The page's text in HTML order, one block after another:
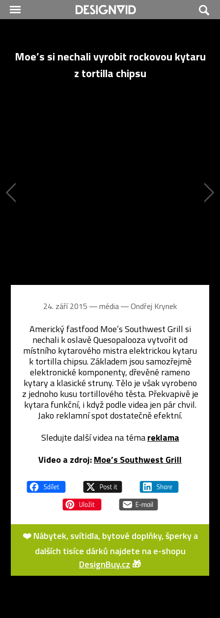
Moe’s si nechali vyrobit rockovou kytaru
z tortilla chipsu
24. září 2015 ― média ―Ondřej Krynek
Americký fastfood Moe’s Southwest Grill si
nechali k oslavě Quesopalooza vytvořit od
místního kytarového mistra elektrickou kytaru
k tortilla chipsu. Základem jsou samozřejmě
elektronické komponenty, dřevěné rameno
kytary a klasické struny. Tělo je však vyrobeno
z jednoho kusu tortillového těsta. Překvapivě je
kytara funkční, i když podle videa jen pár chvil.
Jako reklamní spot dostatečně efektní.
Sledujte další videa na témareklama
Video a zdroj:Moe’s Southwest Grill
❤️ Nábytek, svítidla, bytové doplňky, šperky a
dalších tisíce dárků najdete na e-shopu
DesignBuy.cz 🎁